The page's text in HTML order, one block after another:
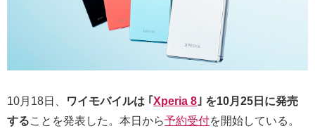
10月18日、 ワイモバイルは ｢ Xperia 8 ｣ を10月25日に発売
することを発表した。本日から予約受付を開始している。